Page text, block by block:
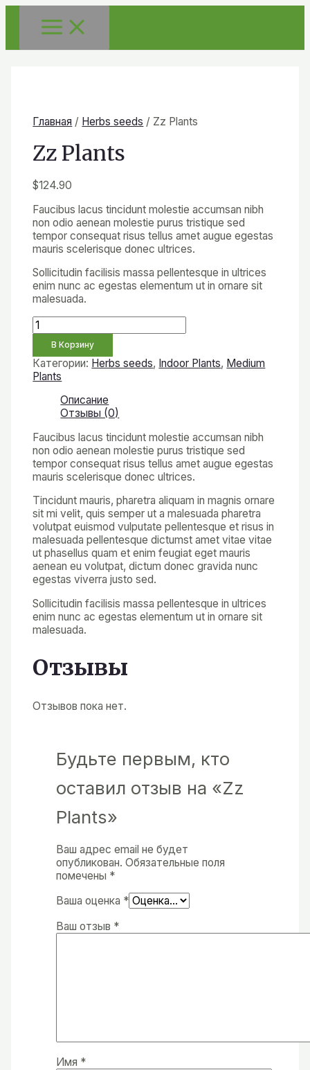
Главная / Herbs seeds / Zz Plants
Zz Plants
$124.90
Faucibus lacus tincidunt molestie accumsan nibh
non odio aenean molestie purus tristique sed
tempor consequat risus tellus amet augue egestas
mauris scelerisque donec ultrices.
Sollicitudin facilisis massa pellentesque in ultrices
enim nunc ac egestas elementum ut in ornare sit
malesuada.
В Корзину
Категории: Herbs seeds, Indoor Plants, Medium
Plants
Описание
Отзывы (0)
Faucibus lacus tincidunt molestie accumsan nibh
non odio aenean molestie purus tristique sed
tempor consequat risus tellus amet augue egestas
mauris scelerisque donec ultrices.
Tincidunt mauris, pharetra aliquam in magnis ornare
sit mi velit, quis semper ut a malesuada pharetra
volutpat euismod vulputate pellentesque et risus in
malesuada pellentesque dictumst amet vitae vitae
ut phasellus quam et enim feugiat eget mauris
aenean eu volutpat, dictum donec gravida nunc
egestas viverra justo sed.
Sollicitudin facilisis massa pellentesque in ultrices
enim nunc ac egestas elementum ut in ornare sit
malesuada.
Отзывы
Отзывов пока нет.
Будьте первым, кто
оставил отзыв на «Zz
Plants»
Ваш адрес email не будет
опубликован. Обязательные поля
помечены *
Ваша оценка *
Ваш отзыв *
Имя *